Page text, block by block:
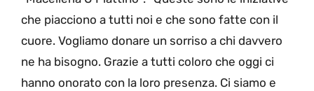
che piacciono a tutti noi e che sono fatte con il
cuore. Vogliamo donare un sorriso a chi davvero
ne ha bisogno. Grazie a tutti coloro che oggi ci
hanno onorato con la loro presenza. Ci siamo e